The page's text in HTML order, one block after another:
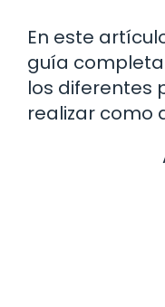
En este
guía
los diferentes
realizar como